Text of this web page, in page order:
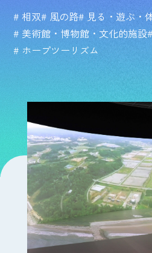
# 相双# 風の路# 見る・遊ぶ・
# 美術館・博物館・文化的施設
# ホープツーリズム